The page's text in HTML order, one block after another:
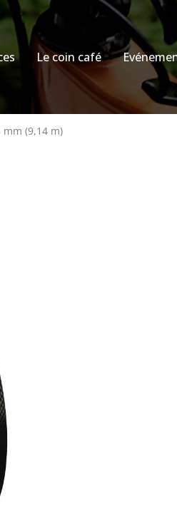
Le coin café
(9,14 m)